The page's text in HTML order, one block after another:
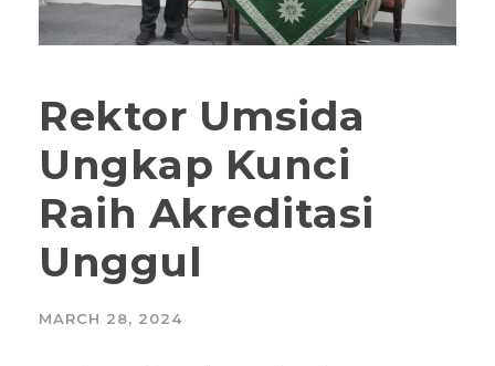
Rektor Umsida
Ungkap Kunci
Raih Akreditasi
Unggul
MARCH 28, 2024